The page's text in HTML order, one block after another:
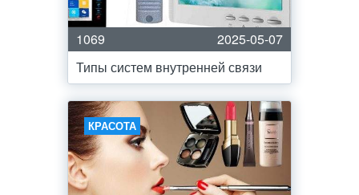
1069
2025-05-07
Типы систем внутренней связи
КРАСОТА